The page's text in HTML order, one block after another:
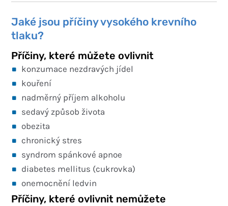
Jaké jsou příčiny vysokého krevního
tlaku?
Příčiny, které můžete ovlivnit
konzumace nezdravých jídel
kouření
nadměrný příjem alkoholu
sedavý způsob života
obezita
chronický stres
syndrom spánkové apnoe
diabetes mellitus (cukrovka)
onemocnění ledvin
Příčiny, které ovlivnit nemůžete